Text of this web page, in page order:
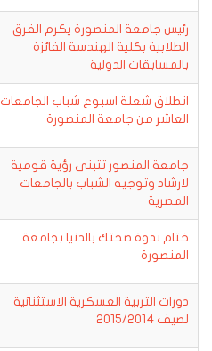
رئيس جامعة المنصورة يكرم الفرق
الطلابية بكلية الهندسة الفائزة
بالمسابقات الدولية
انطلاق شعلة اسبوع شباب الجامعات
العاشر من جامعة المنصورة
جامعة المنصور تتبنى رؤية قومية
لارشاد وتوجيه الشباب بالجامعات
المصرية
ختام ندوة صحتك بالدنيا بجامعة
المنصورة
دورات التربية العسكرية الاستثنائية
لصيف 2015/2014